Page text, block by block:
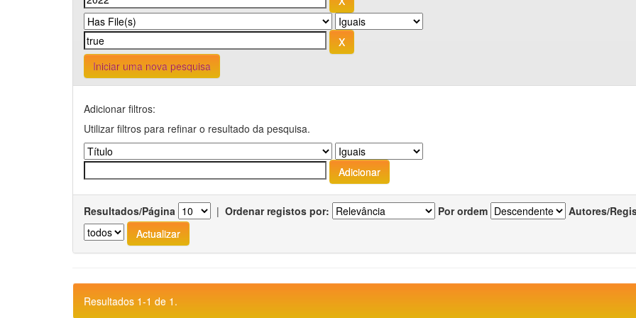
Iniciar uma nova pesquisa
Adicionar filtros:
Utilizar filtros para refinar o resultado da pesquisa.
Resultados/Página | Ordenar registos por: Por ordem Autores/
Resultados 1-1 de 1.